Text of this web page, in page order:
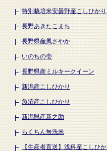
特別栽培米安曇野産こしひかり
長野あきたこまち
長野県産風さやか
いのちの壱
長野県産ミルキークイーン
新潟産こしひかり
魚沼産こしひかり
新潟県産新之助
らくちん無洗米
【生産者直送】浅科産こしひ